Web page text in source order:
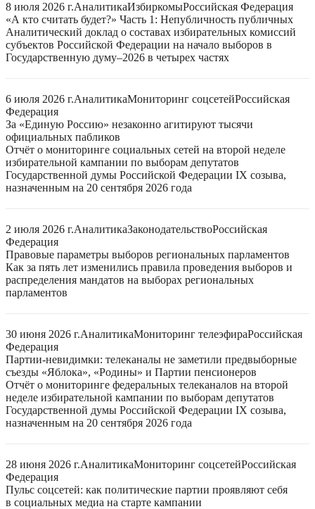
8 июля 2026 г.АналитикаИзбиркомыРоссийская Федерация
«А кто считать будет?» Часть 1: Непубличность публичных
Аналитический доклад о составах избирательных комиссий
субъектов Российской Федерации на начало выборов в
Государственную думу–2026 в четырех частях
6 июля 2026 г.АналитикаМониторинг соцсетейРоссийская
Федерация
За «Единую Россию» незаконно агитируют тысячи
официальных пабликов
Отчёт о мониторинге социальных сетей на второй неделе
избирательной кампании по выборам депутатов
Государственной думы Российской Федерации IX созыва,
назначенным на 20 сентября 2026 года
2 июля 2026 г.АналитикаЗаконодательствоРоссийская
Федерация
Правовые параметры выборов региональных парламентов
Как за пять лет изменились правила проведения выборов и
распределения мандатов на выборах региональных
парламентов
30 июня 2026 г.АналитикаМониторинг телеэфираРоссийская
Федерация
Партии-невидимки: телеканалы не заметили предвыборные
съезды «Яблока», «Родины» и Партии пенсионеров
Отчёт о мониторинге федеральных телеканалов на второй
неделе избирательной кампании по выборам депутатов
Государственной думы Российской Федерации IX созыва,
назначенным на 20 сентября 2026 года
28 июня 2026 г.АналитикаМониторинг соцсетейРоссийская
Федерация
Пульс соцсетей: как политические партии проявляют себя
в социальных медиа на старте кампании